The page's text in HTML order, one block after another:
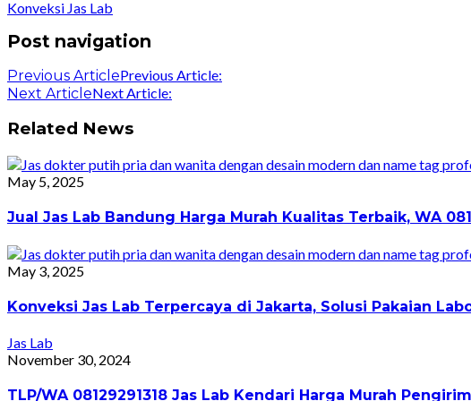
Konveksi Jas Lab
Post navigation
Previous ArticlePrevious Article:
Next ArticleNext Article:
Related News
May 5, 2025
Jual Jas Lab Bandung Harga Murah Kualitas Terbaik, WA
May 3, 2025
Konveksi Jas Lab Terpercaya di Jakarta, Solusi Pakaian
Jas Lab
November 30, 2024
TLP/WA 08129291318 Jas Lab Kendari Harga Murah